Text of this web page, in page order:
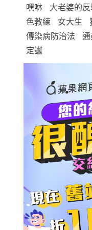
嘿咻 大老婆的反
色教練
女大生
傳染病防治法
通
定讞